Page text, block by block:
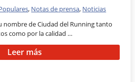
, Notas de prensa, Noticias
nombre de Ciudad del Running tanto
como por la calidad …
Leer más